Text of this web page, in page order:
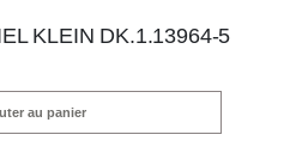
KLEIN DK.1.13964-5
au panier